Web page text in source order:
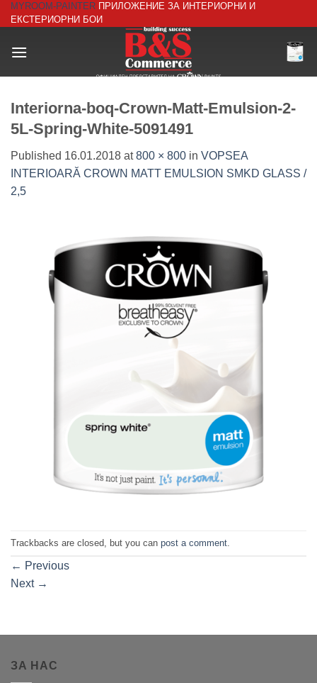
Skip
to
MYROOM-PAINTER ПРИЛОЖЕНИЕ ЗА ИНТЕРИОРНИ И
ЕКСТЕРИОРНИ БОИ
Interiorna-boq-Crown-Matt-Emulsion-2-
5L-Spring-White-5091491
Published 16.01.2018 at800 × 800 in VOPSEA
INTERIOARĂ CROWN MATT EMULSION SMKD GLASS /
2,5
Trackbacks are closed, but you can post a comment
← Previous
Next →
ЗА НАС